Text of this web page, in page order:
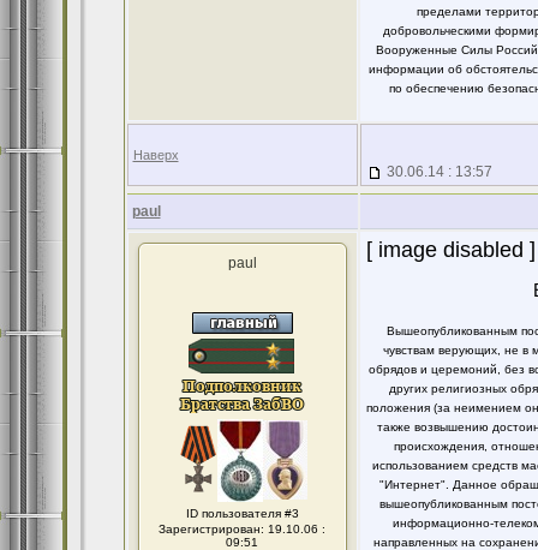
пределами
добровольческими
Вооруженные Силы
информации об
по обеспечению
Наверх
30.06.14 : 13:57
paul
paul
ID пользователя #3
Зарегистрирован: 19.10.06 :
09:51
[ image disabled ]
Вышеопубликованным
чувствам верующих, не в
обрядов и церемоний, без
других религиозных
положения (за неимением
также возвышению
происхождения,
использованием средств
"Интернет". Данное
вышеопубликованным
информационно-
направленных на